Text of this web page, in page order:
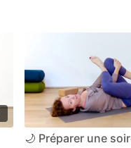
🌙 Préparer une